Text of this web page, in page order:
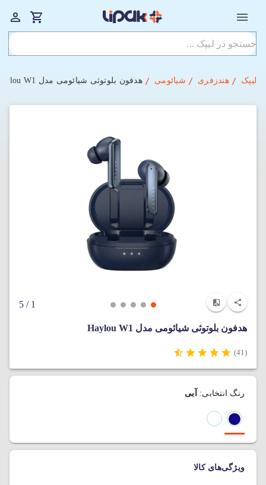
لیپک هندزفری شیائومی هدفون بلوتوثی شیائومی مدل Haylou W1
1
/ 5
هدفون بلوتوثی شیائومی مدل Haylou W1
(41)
رنگ انتخابی: آبی
ویژگی‌های کالا